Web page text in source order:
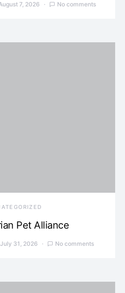
7, 2026 No comments
Pet Alliance
July 31, 2026 No comments